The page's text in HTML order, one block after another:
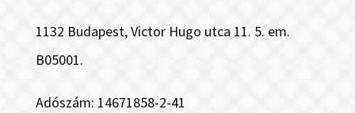
1132 Budapest, Victor Hugo utca 11. 5. em.
B05001.
Adószám: 14671858-2-41